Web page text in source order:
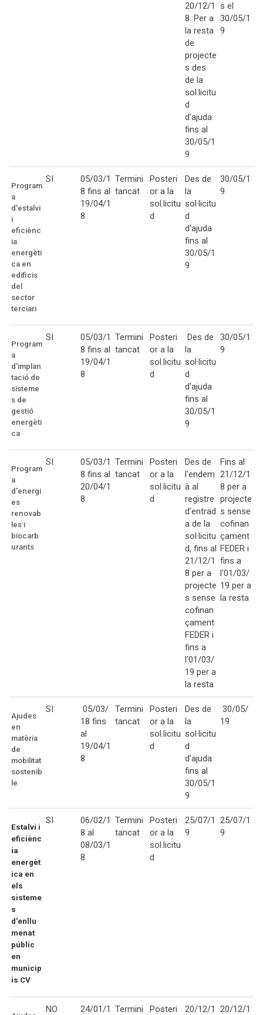
20/12/1
8. Per a
la resta
de
projecte
s des
de la
sol.licitu
d
d'ajuda
fins al
30/05/1
9
s el
30/05/1
9
Program
a
d'estalvi
i
eficiènc
ia
energèti
ca en
edificis
del
sector
terciari
SI
05/03/1
8 fins al
19/04/1
8
Termini
tancat
Posteri
or a la
sol.licitu
d
Des de
la
sol·licitu
d
d'ajuda
fins al
30/05/1
9
30/05/1
9
Program
a
d'implan
tació de
sisteme
s de
gestió
energèti
ca
SI
05/03/1
8 fins al
19/04/1
8
Termini
tancat
Posteri
or a la
sol.licitu
d
Des de
la
sol·licitu
d
d'ajuda
fins al
30/05/1
9
30/05/1
9
Program
a
d'energi
es
renovab
les i
biocarb
urants
SI
05/03/1
8 fins al
20/04/1
8
Termini
tancat
Posteri
or a la
sol.licitu
d
Des de
l'endem
à al
registre
d'entrad
a de la
sol·licitu
d, fins al
21/12/1
8 per a
projecte
s sense
cofinan
çament
FEDER i
fins a
l'01/03/
19 per a
la resta
Fins al
21/12/1
8 per a
projecte
s sense
cofinan
çament
FEDER i
fins a
l'01/03/
19 per a
la resta
Ajudes
en
matèria
de
mobilitat
sostenib
le
SI
05/03/
18 fins
al
19/04/1
8
Termini
tancat
Posteri
or a la
sol.licitu
d
Des de
la
sol·licitu
d
d'ajuda
fins al
30/05/1
9
30/05/
19
Estalvi i
eficiènc
ia
energèt
ica en
els
sisteme
s
d'enllu
menat
públic
en
municip
is CV
SI
06/02/1
8 al
08/03/1
8
Termini
tancat
Posteri
or a la
sol.licitu
d
25/07/1
9
25/07/1
9
NO 24/01/1 Termini Posteri 20/12/1 20/12/1